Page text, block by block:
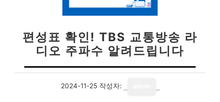
편성표 확인! TBS 교통방송 라
디오 주파수 알려드립니다
2024-11-25 작성자: